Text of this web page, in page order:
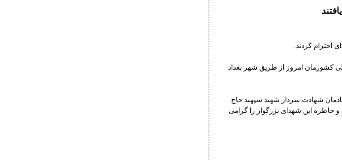
احترام کردند.
کشورمان امروز از طریق شهر بغداد
شهادت سردار شهید سپهبد حاج
و خاطره این شهدای بزرگوار را گرامی